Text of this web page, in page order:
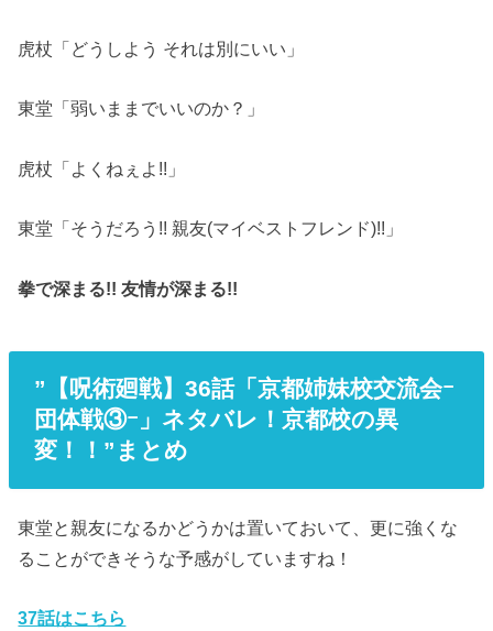
虎杖「どうしよう それは別にいい」
東堂「弱いままでいいのか？」
虎杖「よくねぇよ!!」
東堂「そうだろう!! 親友(マイベストフレンド)!!」
拳で深まる!! 友情が深まる!!
”【呪術廻戦】36話「京都姉妹校交流会ｰ
団体戦③ｰ」ネタバレ！京都校の異
変！！”まとめ
東堂と親友になるかどうかは置いておいて、更に強くな
ることができそうな予感がしていますね！
37話はこちら